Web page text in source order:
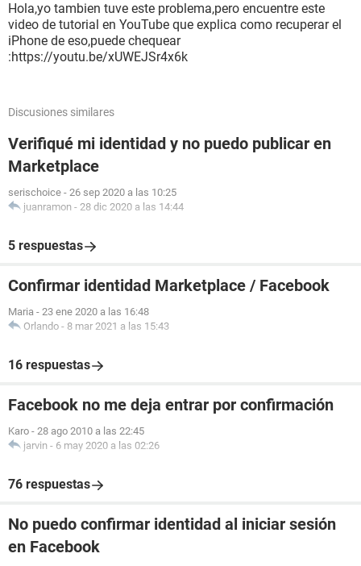
Hola,yo tambien tuve este problema,pero encuentre este
video de tutorial en YouTube que explica como recuperar el
iPhone de eso,puede chequear
:https://youtu.be/xUWEJSr4x6k
Discusiones similares
Verifiqué mi identidad y no puedo publicar en
Marketplace
serischoice - 26 sep 2020 a las 10:25
juanramon - 28 dic 2020 a las 14:44
5 respuestas
Confirmar identidad Marketplace / Facebook
Maria - 23 ene 2020 a las 16:48
Orlando - 8 mar 2021 a las 15:43
16 respuestas
Facebook no me deja entrar por confirmación
Karo - 28 ago 2010 a las 22:45
jarvin - 6 may 2020 a las 02:26
76 respuestas
No puedo confirmar identidad al iniciar sesión
en Facebook